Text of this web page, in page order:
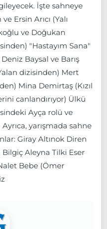
İşte sahneye
Ersin Arıcı (Yalı
ve Doğukan
"Hastayım Sana"
Baysal ve Barış
dizisinden) Mert
Mina Demirtaş (Kızıl
canlandırıyor) Ülkü
Ayça rolü ve
yarışmada sahne
Giray Altınok Diren
Bilgiç Aleyna Tilki Eser
Bebe (Ömer